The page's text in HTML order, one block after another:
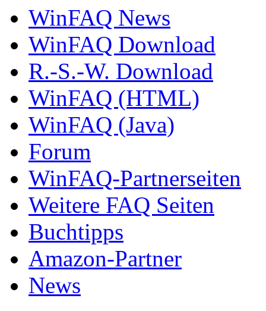
WinFAQ News
WinFAQ Download
R.-S.-W. Download
WinFAQ (HTML)
WinFAQ (Java)
Forum
WinFAQ-Partnerseiten
Weitere FAQ Seiten
Buchtipps
Amazon-Partner
News